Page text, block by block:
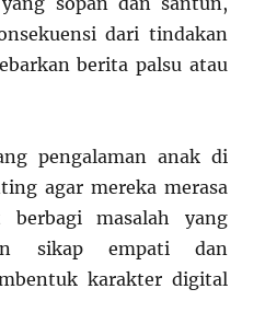
dari tindakan
berita palsu atau
pengalaman anak di
agar mereka merasa
berbagi masalah yang
sikap empati dan
karakter digital